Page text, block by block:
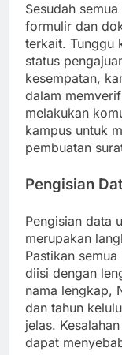
Sesudah
formulir dan
terkait. Tunggu
status
kesempatan,
dalam
melakukan
kampus untuk
pembuatan
Pengisian
Pengisian data
merupakan
Pastikan
diisi dengan
nama lengkap,
dan tahun
jelas.
dapat